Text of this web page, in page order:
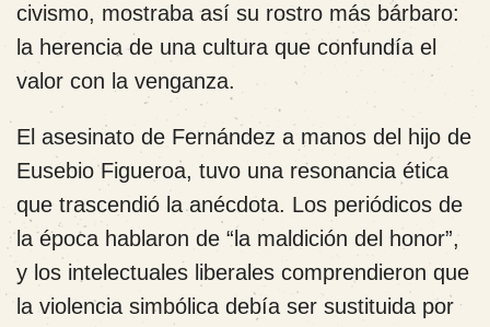
civismo, mostraba así su rostro más bárbaro:
la herencia de una cultura que confundía el
valor con la venganza.
El asesinato de Fernández a manos del hijo de
Eusebio Figueroa, tuvo una resonancia ética
que trascendió la anécdota. Los periódicos de
la época hablaron de “la maldición del honor”,
y los intelectuales liberales comprendieron que
la violencia simbólica debía ser sustituida por